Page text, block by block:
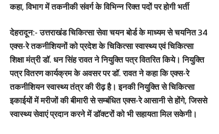
कहा, विभाग में तकनीकी संवर्ग के विभिन्न रिक्त पदों पर होगी भर्ती
देहरादून:-उत्तराखंड चिकित्सा सेवा चयन बोर्ड के माध्यम से चयनित 34
एक्स-रे तकनीशियनों को प्रदेश के चिकित्सा स्वास्थ्य एवं चिकित्सा
शिक्षा मंत्री डॉ. धन सिंह रावत ने नियुक्ति पत्र वितरित किये। नियुक्ति
पत्र वितरण कार्यक्रम के अवसर पर डॉ. रावत ने कहा कि एक्स-रे
तकनीशियन स्वास्थ्य तंत्र की रीढ़ है। इनकी नियुक्ति से चिकित्सा
इकाईयों में मरीजों की बीमारी से सम्बंधित एक्स-रे आसानी से होंगे, जिससे
स्वास्थ्य सेवाएं प्रदान करने में डॉक्टरों को भी सहायता मिल सकेगी।